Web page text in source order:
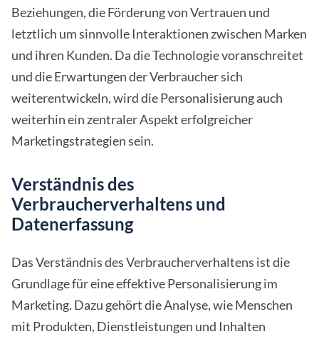
Beziehungen, die Förderung von Vertrauen und
letztlich um sinnvolle Interaktionen zwischen Marken
und ihren Kunden. Da die Technologie voranschreitet
und die Erwartungen der Verbraucher sich
weiterentwickeln, wird die Personalisierung auch
weiterhin ein zentraler Aspekt erfolgreicher
Marketingstrategien sein.
Verständnis des
Verbraucherverhaltens und
Datenerfassung
Das Verständnis des Verbraucherverhaltens ist die
Grundlage für eine effektive Personalisierung im
Marketing. Dazu gehört die Analyse, wie Menschen
mit Produkten, Dienstleistungen und Inhalten